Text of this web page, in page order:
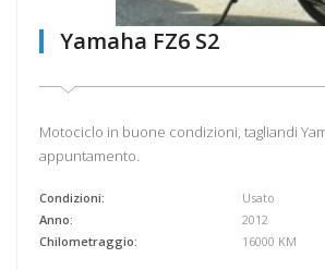
Yamaha FZ6 S2
Motociclo in buone condizioni, tagliandi
appuntamento.
Condizioni:
Anno:
Chilometraggio:
Usato
2012
16000 KM